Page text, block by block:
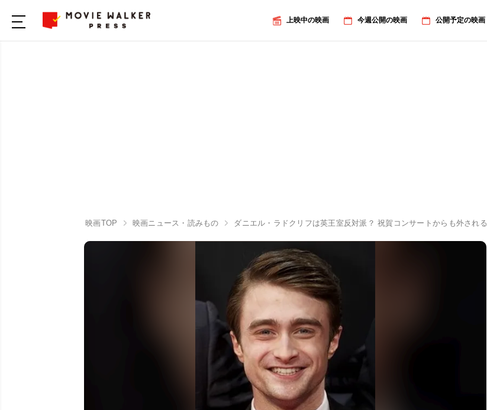
上映中の映画 今週公開の映画 公開予定の映画
映画TOP 映画ニュース・読みもの ダニエル・ラドクリフは英王室反対派？ 祝賀コンサートからも外される